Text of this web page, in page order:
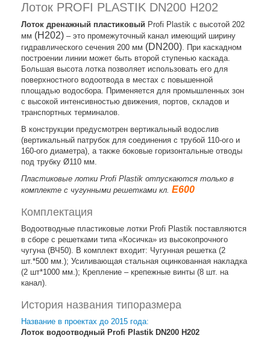
Лоток PROFI PLASTIK DN200 H202
Лоток дренажный пластиковый Profi Plastik с высотой 202
мм (H202) – это промежуточный канал имеющий ширину
гидравлического сечения 200 мм (DN200). При каскадном
построении линии может быть второй ступенью каскада.
Большая высота лотка позволяет использовать его для
поверхностного водоотвода в местах с повышенной
площадью водосбора. Применяется для промышленных зон
с высокой интенсивностью движения, портов, складов и
транспортных терминалов.
В конструкции предусмотрен вертикальный водослив
(вертикальный патрубок для соединения с трубой 110-ого и
160-ого диаметра), а также боковые горизонтальные отводы
под трубку Ø110 мм.
Пластиковые лотки Profi Plastik отпускаются только в
комплекте с чугунными решетками кл. E600
Комплектация
Водоотводные пластиковые лотки Profi Plastik поставляются
в сборе с решетками типа «Косичка» из высокопрочного
чугуна (ВЧ50). В комплект входит: Чугунная решетка (2
шт.*500 мм.); Усиливающая стальная оцинкованная накладка
(2 шт*1000 мм.); Крепление – крепежные винты (8 шт. на
канал).
История названия типоразмера
Название в проектах до 2015 года:
Лоток водоотводный Profi Plastik DN200 H202